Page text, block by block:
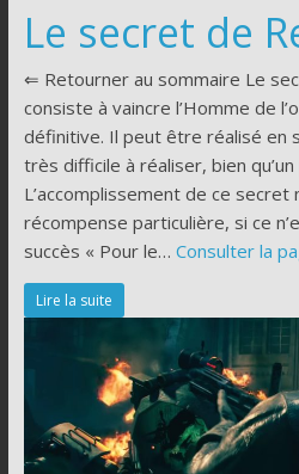
Le secret de
⇐ Retourner au sommaire Le
consiste à vaincre l’Homme de
définitive. Il peut être réalisé en
très difficile à réaliser, bien qu’un
L’accomplissement de ce secret
récompense particulière, si ce
succès « Pour le… Consulter la
Lire la suite